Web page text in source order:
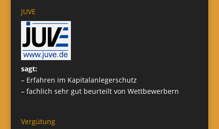
JUVE
sagt:
– Erfahren im Kapitalanlegerschutz
– fachlich sehr gut beurteilt von Wettbewerbern
Vergütung